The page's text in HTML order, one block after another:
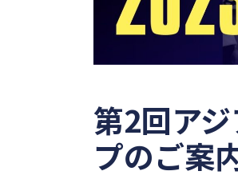
第2回ア
プのご案